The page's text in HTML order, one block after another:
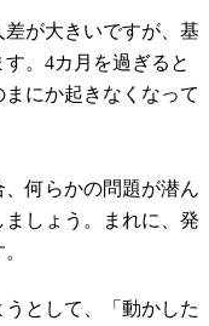
が大きいですが、基
。4カ月を過ぎると
にか起きなくなって
何らかの問題が潜ん
しょう。まれに、発
として、「動かした